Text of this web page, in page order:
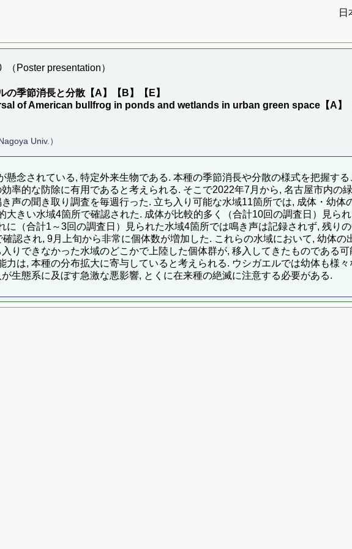
日
Poster presentation）
季節消長と分散【A】【B】【E】
of American bullfrog in ponds and wetlands in urban green space【A】
Univ.）
懸念されている, 特定外来生物である. 本種の季節消長や分散の様式を把握す
率的な防除に有用であると考えられる. そこで2022年7月から, 名古屋市内の
声の聞き取り調査を毎週行った. 立ち入り可能な水域11箇所では, 成体・幼
大きい水域4箇所で確認された. 成体が比較的多く（合計10回の調査日）見ら
に（合計1～3回の調査日）見られた水域4箇所では鳴き声は記録されず, 残り
認され, 9月上旬から非常に個体数が増加した. これらの水域において, 幼体
りできなかった水域のどこかで上陸した個体群が, 移入してきたものである
力は, 本種の分布拡大に寄与していると考えられる. ウシガエルでは幼体も様
生態系に及ぼす急激な悪影響, とくに在来種の絶滅に注意する必要がある.